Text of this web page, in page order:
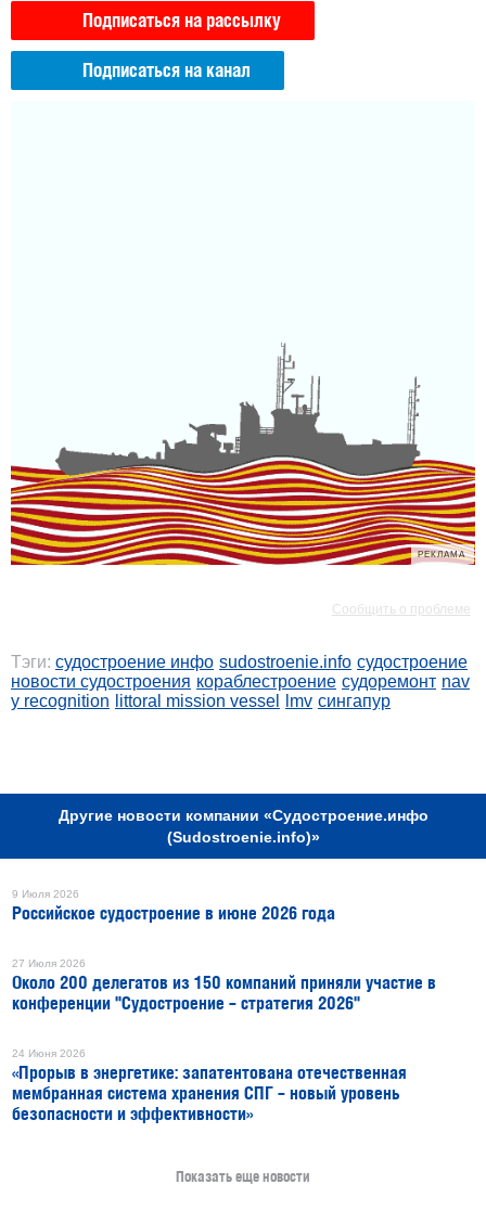
Подписаться на рассылку
Подписаться на канал
РЕКЛАМА
Сообщить о проблеме
Тэги: судостроение инфо sudostroenie.info судостроение
новости судостроения кораблестроение судоремонт nav
y recognition
littoral mission vessel lmv сингапур
Другие новости компании «Судостроение.инфо
(Sudostroenie.info)»
9 Июля 2026
Российское судостроение в июне 2026 года
27 Июля 2026
Около 200 делегатов из 150 компаний приняли участие в
конференции "Судостроение – стратегия 2026"
24 Июня 2026
«Прорыв в энергетике: запатентована отечественная
мембранная система хранения СПГ – новый уровень
безопасности и эффективности»
Показать еще новости